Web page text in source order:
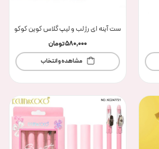
ست آینه ای رژ لب و لیپ گلاس کوین کوکو
580,000تومان
مشاهده و انتخاب